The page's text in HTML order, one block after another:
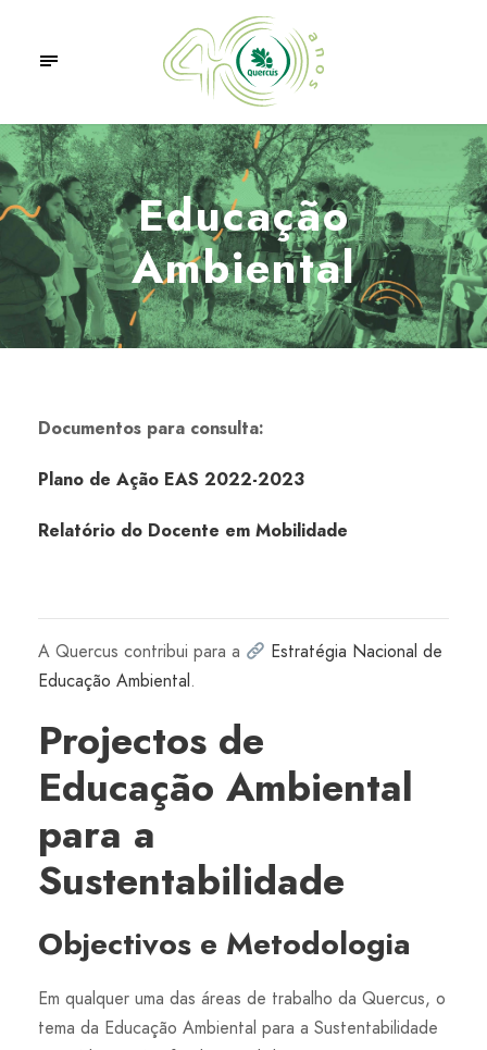
Educação
Ambiental
Documentos para consulta:
Plano de Ação EAS 2022-2023
Relatório do Docente em Mobilidade
A Quercus contribui para a
Estratégia Nacional de
Educação Ambiental.
Projectos de
Educação Ambiental
para a
Sustentabilidade
Objectivos e Metodologia
Em qualquer uma das áreas de trabalho da Quercus, o
tema da Educação Ambiental para a Sustentabilidade